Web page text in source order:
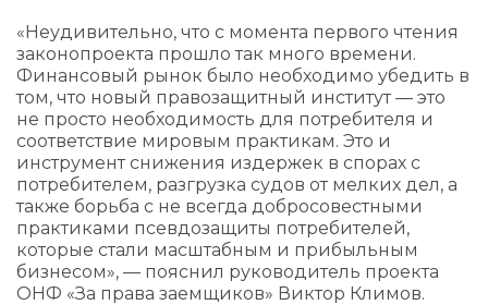
«Неудивительно, что с момента первого чтения
законопроекта прошло так много времени.
Финансовый рынок было необходимо убедить в
том, что новый правозащитный институт — это
не просто необходимость для потребителя и
соответствие мировым практикам. Это и
инструмент снижения издержек в спорах с
потребителем, разгрузка судов от мелких дел, а
также борьба с не всегда добросовестными
практиками псевдозащиты потребителей,
которые стали масштабным и прибыльным
бизнесом», — пояснил руководитель проекта
ОНФ «За права заемщиков» Виктор Климов.